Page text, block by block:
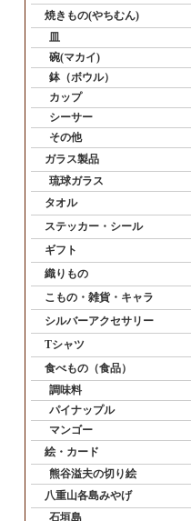
焼きもの(やちむん)
皿
碗(マカイ)
鉢（ボウル）
カップ
シーサー
その他
ガラス製品
琉球ガラス
タオル
ステッカー・シール
ギフト
織りもの
こもの・雑貨・キャラ
シルバーアクセサリー
Tシャツ
食べもの（食品）
調味料
パイナップル
マンゴー
絵・カード
熊谷溢夫の切り絵
八重山各島みやげ
石垣島